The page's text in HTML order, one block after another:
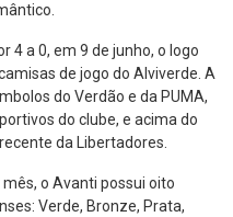
4 a 0, em 9 de junho, o logo
de jogo do Alviverde. A
do Verdão e da PUMA,
do clube, e acima do
da Libertadores.
o Avanti possui oito
Verde, Bronze, Prata,